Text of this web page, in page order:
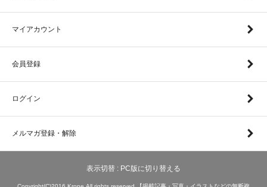
マイアカウント
会員登録
ログイン
メルマガ登録・解除
表示切替 : PC版に切り替える